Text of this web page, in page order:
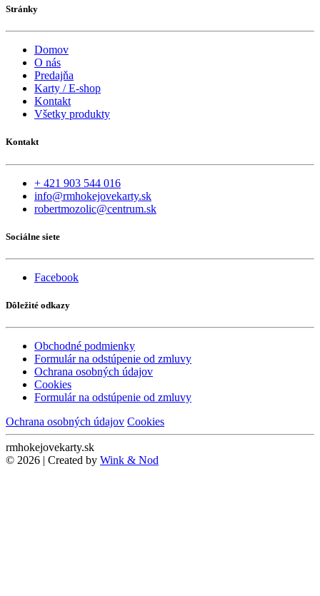
Stránky
Domov
O nás
Predajňa
Karty / E-shop
Kontakt
Všetky produkty
Kontakt
+ 421 903 544 016
info@rmhokejovekarty.sk
robertmozolic@centrum.sk
Sociálne siete
Facebook
Dôležité odkazy
Obchodné podmienky
Formulár na odstúpenie od zmluvy
Ochrana osobných údajov
Cookies
Formulár na odstúpenie od zmluvy
Ochrana osobných údajov Cookies
rmhokejovekarty.sk
© 2026 | Created by Wink & Nod